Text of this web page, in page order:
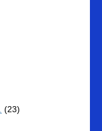
(23)